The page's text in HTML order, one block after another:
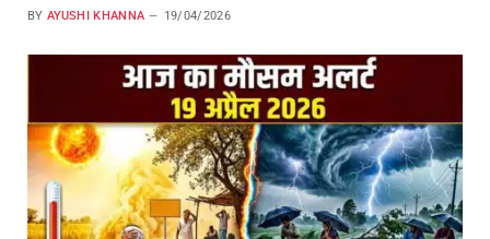
BY AYUSHI KHANNA 19/04/2026